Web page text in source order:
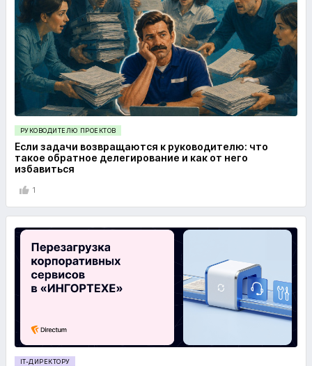
РУКОВОДИТЕЛЮ ПРОЕКТОВ
Если задачи возвращаются к руководителю: что
такое обратное делегирование и как от него
избавиться
1
IT-ДИРЕКТОРУ